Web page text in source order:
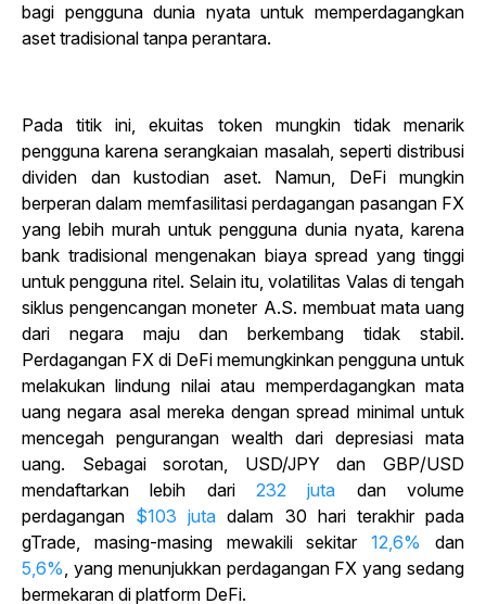
bagi pengguna dunia nyata untuk memperdagangkan
aset tradisional tanpa perantara.
Pada titik ini, ekuitas token mungkin tidak menarik
pengguna karena serangkaian masalah, seperti distribusi
dividen dan kustodian aset. Namun, DeFi mungkin
berperan dalam memfasilitasi perdagangan pasangan FX
yang lebih murah untuk pengguna dunia nyata, karena
bank tradisional mengenakan biaya spread yang tinggi
untuk pengguna ritel. Selain itu, volatilitas Valas di tengah
siklus pengencangan moneter A.S. membuat mata uang
dari negara maju dan berkembang tidak stabil.
Perdagangan FX di DeFi memungkinkan pengguna untuk
melakukan lindung nilai atau memperdagangkan mata
uang negara asal mereka dengan spread minimal untuk
mencegah pengurangan wealth dari depresiasi mata
uang. Sebagai sorotan, USD/JPY dan GBP/USD
mendaftarkan lebih dari 232 juta danvolume
perdagangan $103 juta dalam 30 hari terakhir pada
gTrade, masing-masing mewakili sekitar12,6%
dan
5,6%, yang menunjukkan perdagangan FX yang sedang
bermekaran di platform DeFi.